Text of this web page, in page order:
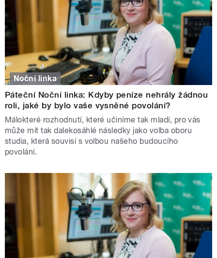
Noční linka
Páteční Noční linka: Kdyby peníze nehrály žádnou
roli, jaké by bylo vaše vysněné povolání?
Málokteré rozhodnutí, které učiníme tak mladí, pro vás
může mít tak dalekosáhlé následky jako volba oboru
studia, která souvisí s volbou našeho budoucího
povolání.